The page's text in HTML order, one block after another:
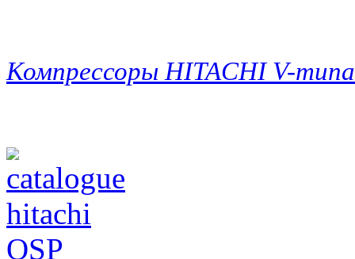
Компрессоры HITACHI V-типа